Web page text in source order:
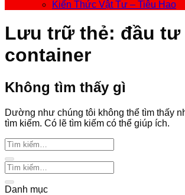
Kiến Thức Vật Tư – Tiêu Hao
Lưu trữ thẻ: đầu tư
container
Không tìm thấy gì
Dường như chúng tôi không thể tìm thấy
tìm kiếm. Có lẽ tìm kiếm có thể giúp ích.
Danh mục